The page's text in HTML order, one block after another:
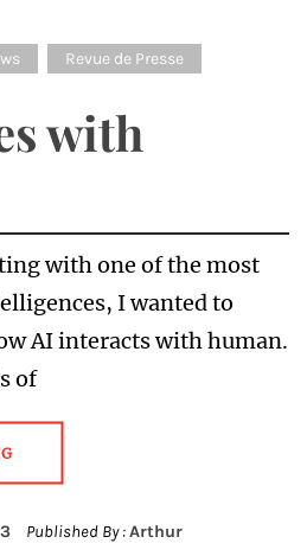
Revue de Presse
with
with one of the most
I wanted to
AI interacts with human.
of
Published By :Arthur